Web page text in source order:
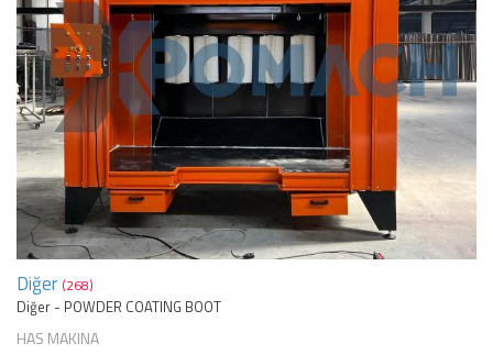
Diğer (268)
Diğer - POWDER COATING BOOT
HAS MAKINA